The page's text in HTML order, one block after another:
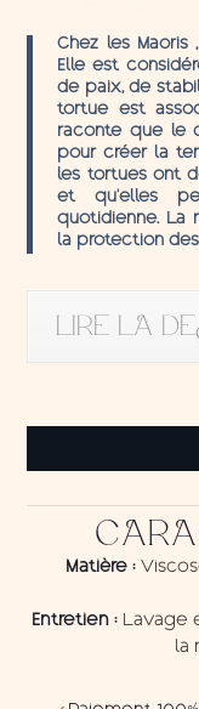
Chez les
Elle est
de paix, de
tortue est
raconte que le
pour créer la
les tortues ont
et qu’elles
quotidienne. La
la protection
LIRE LA
Matière :
Entretien : Lavage
la